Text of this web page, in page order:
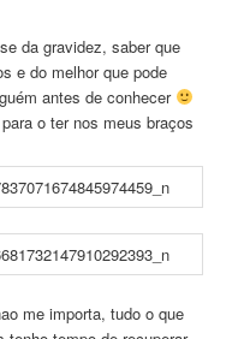
da gravidez, saber que
e do melhor que pode
antes de conhecer
o ter nos meus braços
me importa, tudo o que